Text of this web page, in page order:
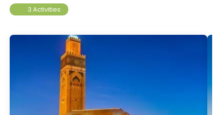
3 Activities